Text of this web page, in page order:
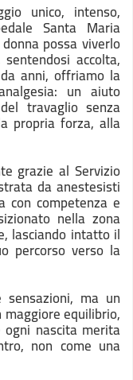
unico, intenso,
Santa Maria
possa viverlo
accolta,
anni, offriamo la
un aiuto
travaglio senza
propria forza, alla
grazie al Servizio
da anestesisti
con competenza e
nella zona
lasciando intatto il
percorso verso la
sensazioni, ma un
equilibrio,
ogni nascita merita
non come una